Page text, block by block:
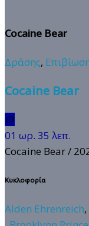
Cocaine Bear
Δράσης,
Cocaine Bear
🥔
01 ωρ. 35 λεπ.
Cocaine Bear/
Κυκλοφορία
Alden Ehrenreich,